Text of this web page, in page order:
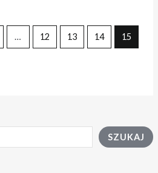
SZUKAJ
… 12 13 14 15